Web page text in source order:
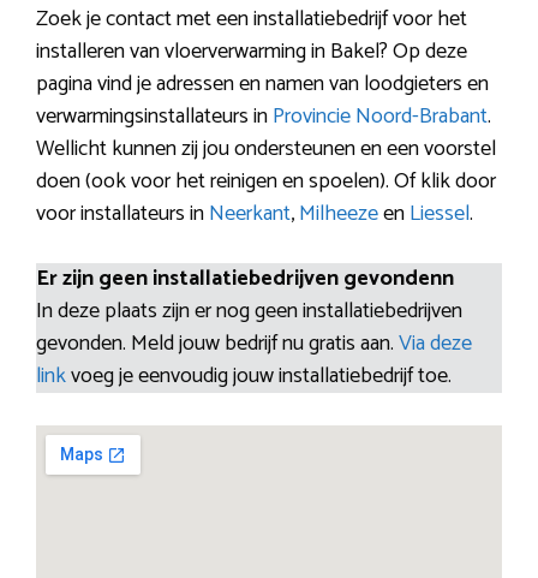
Zoek je contact met een installatiebedrijf voor het
installeren van vloerverwarming in Bakel? Op deze
pagina vind je adressen en namen van loodgieters en
verwarmingsinstallateurs inProvincie Noord-Brabant.
Wellicht kunnen zij jou ondersteunen en een voorstel
doen (ook voor het reinigen en spoelen). Of klik door
voor installateurs inNeerkant,MilheezeenLiessel.
Er zijn geen installatiebedrijven gevondenn
In deze plaats zijn er nog geen installatiebedrijven
gevonden. Meld jouw bedrijf nu gratis aan.Via deze
linkvoeg je eenvoudig jouw installatiebedrijf toe.